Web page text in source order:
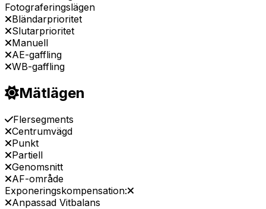
Fotograferingslägen
Bländarprioritet
Slutarprioritet
Manuell
AE-gaffling
WB-gaffling
Mätlägen
Flersegments
Centrumvägd
Punkt
Partiell
Genomsnitt
AF-område
Exponeringskompensation:
Anpassad Vitbalans